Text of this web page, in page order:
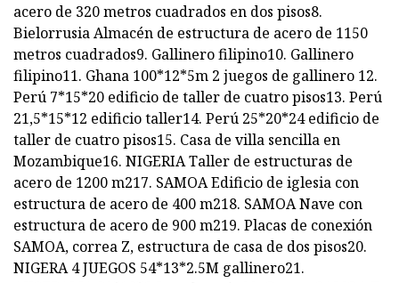
acero de 320 metros cuadrados en dos pisos8.
Bielorrusia Almacén de estructura de acero de 1150
metros cuadrados9. Gallinero filipino10. Gallinero
filipino11. Ghana 100*12*5m 2 juegos de gallinero 12.
Perú 7*15*20 edificio de taller de cuatro pisos13. Perú
21,5*15*12 edificio taller14. Perú 25*20*24 edificio de
taller de cuatro pisos15. Casa de villa sencilla en
Mozambique16. NIGERIA Taller de estructuras de
acero de 1200 m217. SAMOA Edificio de iglesia con
estructura de acero de 400 m218. SAMOA Nave con
estructura de acero de 900 m219. Placas de conexión
SAMOA, correa Z, estructura de casa de dos pisos20.
NIGERA 4 JUEGOS 54*13*2.5M gallinero21.